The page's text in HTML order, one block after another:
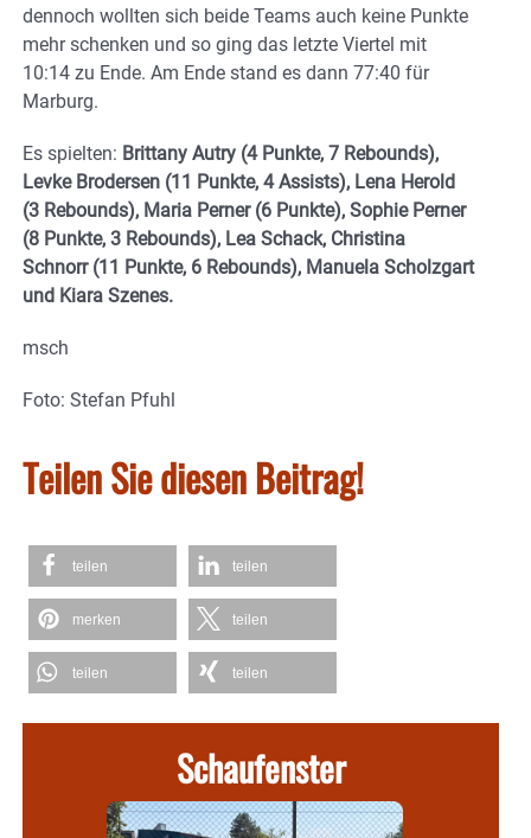
dennoch wollten sich beide Teams auch keine Punkte
mehr schenken und so ging das letzte Viertel mit
10:14 zu Ende. Am Ende stand es dann 77:40 für
Marburg.
Es spielten: Brittany Autry (4 Punkte, 7 Rebounds),
Levke Brodersen (11 Punkte, 4 Assists), Lena Herold
(3 Rebounds), Maria Perner (6 Punkte), Sophie Perner
(8 Punkte, 3 Rebounds), Lea Schack, Christina
Schnorr (11 Punkte, 6 Rebounds), Manuela Scholzgart
und Kiara Szenes.
msch
Foto: Stefan Pfuhl
Teilen Sie diesen Beitrag!
teilen teilen
merken teilen
teilen teilen
Schaufenster